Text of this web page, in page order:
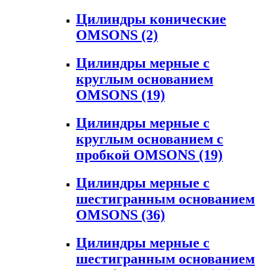
Цилиндры конические
OMSONS (2)
Цилиндры мерные с
круглым основанием
OMSONS (19)
Цилиндры мерные с
круглым основанием с
пробкой OMSONS (19)
Цилиндры мерные с
шестигранным основанием
OMSONS (36)
Цилиндры мерные с
шестигранным основанием